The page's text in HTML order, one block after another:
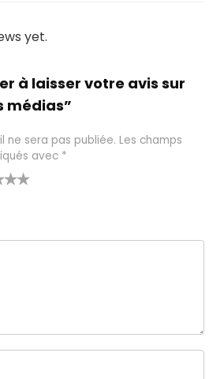
yet.
à laisser votre avis sur
médias”
ne sera pas publiée. Les champs
avec *